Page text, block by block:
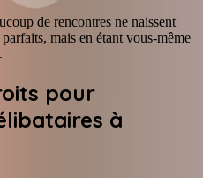
de rencontres ne naissent
mais en étant vous-même
pour
à